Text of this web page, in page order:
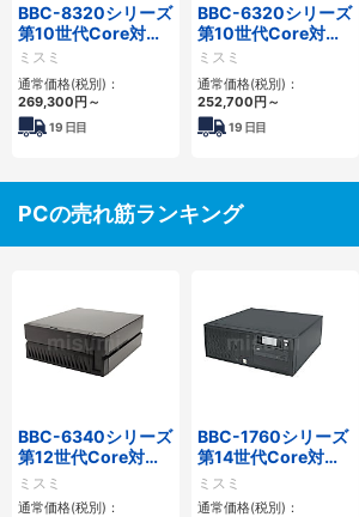
BBC-8320シリーズ
第10世代Core対応
小型フロアマウント
FAPC 2PCI・2PCIe
ミスミ
通常価格(税別)：
269,300円～
19 日目
BBC-6320シリーズ
第10世代Core対応
小型フロアマウント
FAPC 2PCI・2PCIe
ミスミ
通常価格(税別)：
252,700円～
19 日目
PCの売れ筋ランキング
BBC-6340シリーズ
第12世代Core対応
小型フロアマウント
PC2PCI/2PCIe
ミスミ
通常価格(税別)：
BBC-1760シリーズ
第14世代Core対応
小型フロアマウント
3PCIe
ミスミ
通常価格(税別)：